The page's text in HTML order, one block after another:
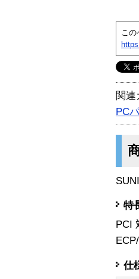
この
関連
PC
特
PCI
仕